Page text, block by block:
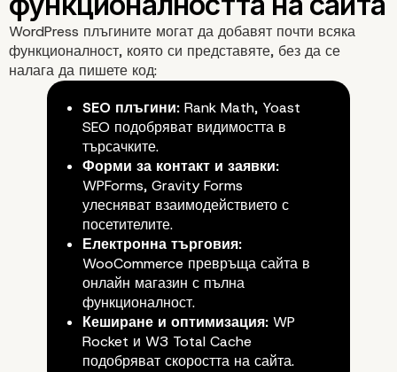
Как плъгините
функционалността на
WordPress плъгините могат да добавят почти всяка
функционалност, която си представяте, без да се
налага да пишете код:
SEO плъгини:Rank Math, Yoast
SEO подобряват видимостта в
търсачките.
Форми за контакт и заявки:
WPForms, Gravity Forms
улесняват взаимодействието с
посетителите.
Електронна търговия:
WooCommerce превръща сайта в
онлайн магазин с пълна
функционалност.
Кеширане и оптимизация:WP
Rocket и W3 Total Cache
подобряват скоростта на сайта.